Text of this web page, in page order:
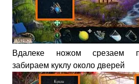
Вдалеке ножом срезаем
забираем куклу около дверей